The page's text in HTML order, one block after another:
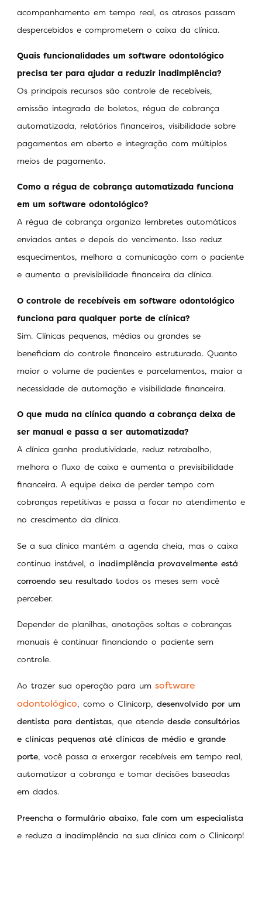
acompanhamento em tempo real, os atrasos passam
despercebidos e comprometem o caixa da clínica.
Quais funcionalidades um software odontológico
precisa ter para ajudar a reduzir inadimplência?
Os principais recursos são controle de recebíveis,
emissão integrada de boletos, régua de cobrança
automatizada, relatórios financeiros, visibilidade sobre
pagamentos em aberto e integração com múltiplos
meios de pagamento.
Como a régua de cobrança automatizada funciona
em um software odontológico?
A régua de cobrança organiza lembretes automáticos
enviados antes e depois do vencimento. Isso reduz
esquecimentos, melhora a comunicação com o paciente
e aumenta a previsibilidade financeira da clínica.
O controle de recebíveis em software odontológico
funciona para qualquer porte de clínica?
Sim. Clínicas pequenas, médias ou grandes se
beneficiam do controle financeiro estruturado. Quanto
maior o volume de pacientes e parcelamentos, maior a
necessidade de automação e visibilidade financeira.
O que muda na clínica quando a cobrança deixa de
ser manual e passa a ser automatizada?
A clínica ganha produtividade, reduz retrabalho,
melhora o fluxo de caixa e aumenta a previsibilidade
financeira. A equipe deixa de perder tempo com
cobranças repetitivas e passa a focar no atendimento e
no crescimento da clínica.
Se a sua clínica mantém a agenda cheia, mas o caixa
continua instável, a inadimplência provavelmente está
corroendo seu resultado todos os meses sem você
perceber.
Depender de planilhas, anotações soltas e cobranças
manuais é continuar financiando o paciente sem
controle.
Ao trazer sua operação para um software
odontológico, como o Clinicorp, desenvolvido por um
dentista para dentistas, que atende desde consultórios
e clínicas pequenas até clínicas de médio e grande
porte, você passa a enxergar recebíveis em tempo real,
automatizar a cobrança e tomar decisões baseadas
em dados.
Preencha o formulário abaixo, fale com um especialista
e reduza a inadimplência na sua clínica com o Clinicorp!